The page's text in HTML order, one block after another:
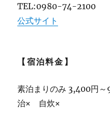
TEL:0980-74-2100
公式サイト
【宿泊料金】
素泊まりのみ 3,400円
治× 自炊×